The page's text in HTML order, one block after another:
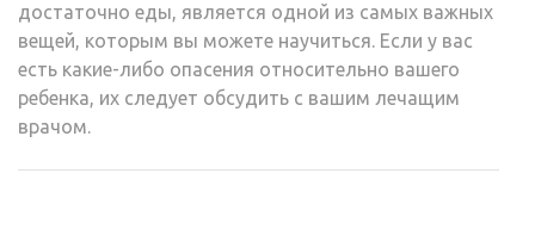
достаточно еды, является одной из самых важных
вещей, которым вы можете научиться. Если у вас
есть какие-либо опасения относительно вашего
ребенка, их следует обсудить с вашим лечащим
врачом.